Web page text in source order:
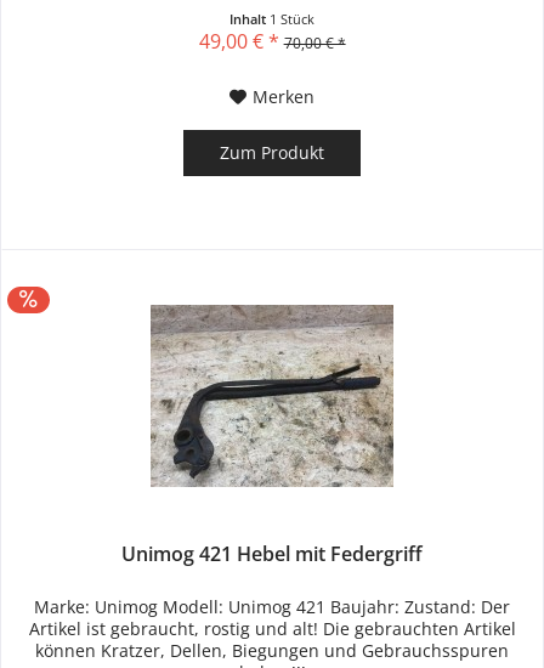
Inhalt 1 Stück
49,00 € * 70,00 € *
Merken
Zum Produkt
Unimog 421 Hebel mit Federgriff
Marke: Unimog Modell: Unimog 421 Baujahr: Zustand: Der
Artikel ist gebraucht, rostig und alt! Die gebrauchten Artikel
können Kratzer, Dellen, Biegungen und Gebrauchsspuren